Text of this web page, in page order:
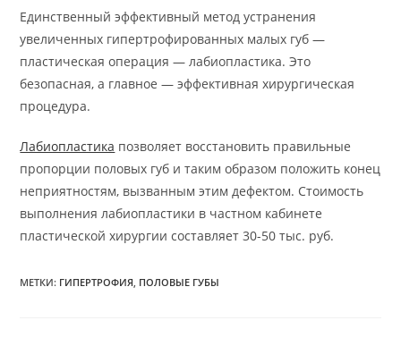
Единственный эффективный метод устранения
увеличенных гипертрофированных малых губ —
пластическая операция — лабиопластика. Это
безопасная, а главное — эффективная хирургическая
процедура.
Лабиопластика позволяет восстановить правильные
пропорции половых губ и таким образом положить конец
неприятностям, вызванным этим дефектом. Стоимость
выполнения лабиопластики в частном кабинете
пластической хирургии составляет 30-50 тыс. руб.
МЕТКИ: ГИПЕРТРОФИЯ ПОЛОВЫЕ ГУБЫ